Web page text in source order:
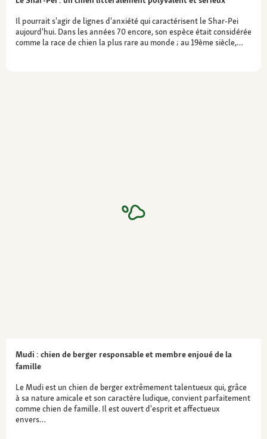
Il pourrait s'agir de lignes d'anxiété qui caractérisent le Shar-Pei
aujourd'hui. Dans les années 70 encore, son espèce était considérée
comme la race de chien la plus rare au monde ; au 19ème siècle,…
Mudi : chien de berger responsable et membre enjoué de la
famille
Le Mudi est un chien de berger extrêmement talentueux qui, grâce
à sa nature amicale et son caractère ludique, convient parfaitement
comme chien de famille. Il est ouvert d'esprit et affectueux
envers…